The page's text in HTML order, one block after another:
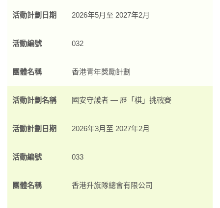
活動計劃日期 2026年5月至 2027年2月
活動編號 032
團體名稱 香港青年獎勵計劃
活動計劃名稱 國安守護者 — 歷「棋」挑戰賽
活動計劃日期 2026年3月至 2027年2月
活動編號 033
團體名稱 香港升旗隊總會有限公司